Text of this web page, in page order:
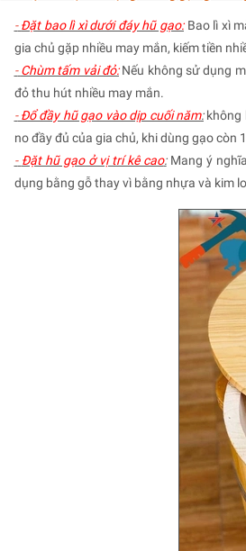
- Đặt bao lì xì dưới đáy hũ gạo:Bao lì xì
gia chủ gặp nhiều may mắn, kiếm tiền
- Chùm tấm vải đỏ: Nếu không sử dụng
đỏ thu hút nhiều may mắn.
-Đổ đầy hũ gạo vào dịp cuối năm:không
no đầy đủ của gia chủ, khi dùng gạo còn
- Đặt hũ gạo ở vị trí kê cao:Mang ý
dụng bằng gỗ thay vì bằng nhựa và kim